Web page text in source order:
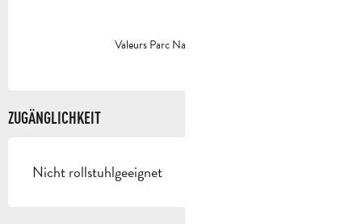
Valeurs Parc Naturel Régional
ZUGÄNGLICHKEIT
Nicht rollstuhlgeeignet